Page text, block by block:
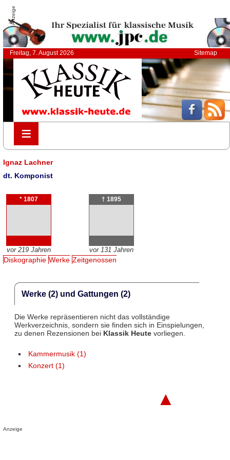
Anzeige
Freitag, 7. August 2026 Sitemap
≡
≡
Ignaz Lachner
dt. Komponist
* 1807
vor 219 Jahren
† 1895
vor 131 Jahren
Diskographie Werke Zeitgenossen
Werke (2) und Gattungen (2)
Die Werke repräsentieren nicht das vollständige
Werkverzeichnis, sondern sie finden sich in Einspielungen,
zu denen Rezensionen bei Klassik Heutevorliegen.
Kammermusik (1)
Konzert (1)
▲
Anzeige